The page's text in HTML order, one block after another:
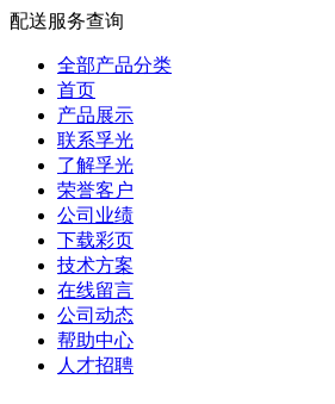
配送服务查询
全部产品分类
首页
产品展示
联系孚光
了解孚光
荣誉客户
公司业绩
下载彩页
技术方案
在线留言
公司动态
帮助中心
人才招聘